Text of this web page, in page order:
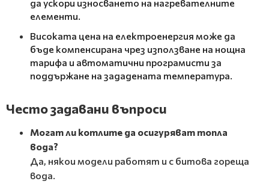
да ускори износването на нагревателните
елементи.
Високата цена на електроенергия може да
бъде компенсирана чрез използване на нощна
тарифа и автоматични програмисти за
поддържане на зададената температура.
Често задавани въпроси
Могат ли котлите да осигуряват топла
вода?
Да, някои модели работят и с битова гореща
вода.